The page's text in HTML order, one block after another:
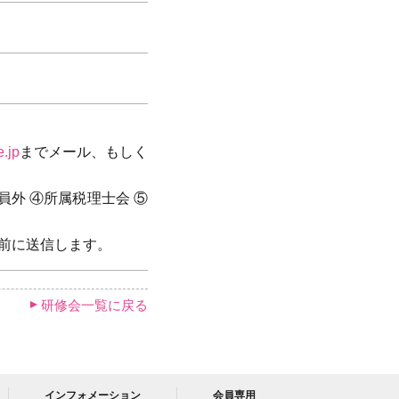
までメール、もしく
外 ④所属税理士会 ⑤
に送信します。
研修会一覧に戻る
インフォメーション 会員専用